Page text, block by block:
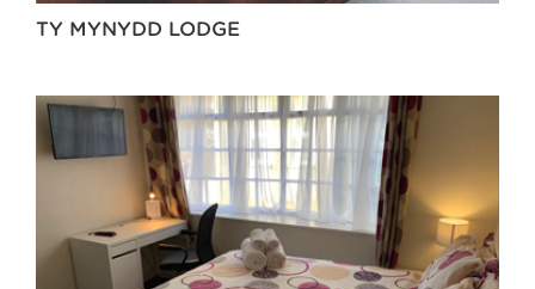
TY MYNYDD LODGE